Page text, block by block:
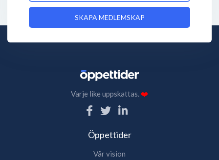
SKAPA MEDLEMSKAP
Varje like uppskattas.❤️
Öppettider
Vår vision